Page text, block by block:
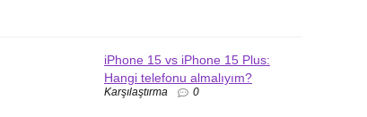
iPhone 15 vs iPhone 15 Plus:
Hangi telefonu almalıyım?
Karşılaştırma 0